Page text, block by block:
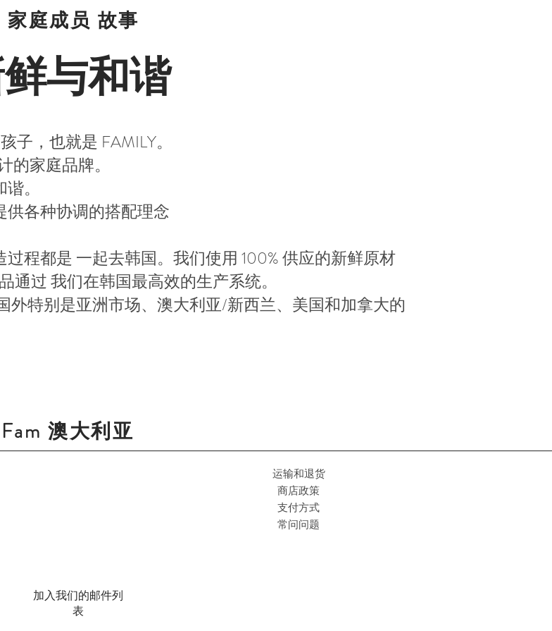
家庭成员 故事
与和谐
子，也就是 FAMILY。
的家庭品牌。
。
各种协调的搭配理念
过程都是 一起去韩国。我们使用 100% 供应的新鲜原材
通过我们在韩国最高效的生产系统。
外特别是亚洲市场、澳大利亚/新西兰、美国和加拿大的
澳大利亚
运输和退货
商店政策
支付方式
常问问题
加入我们的邮件列
表